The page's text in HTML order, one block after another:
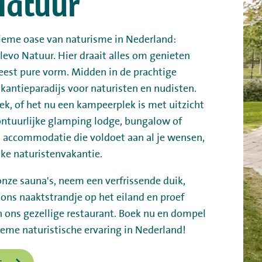
oase van naturisme in Nederland:
Natuur. Hier draait alles om genieten
pure vorm. Midden in de prachtige
voor naturisten en nudisten.
of het nu een kampeerplek is met uitzicht
glamping lodge, bungalow of
die voldoet aan al je wensen,
naturistenvakantie.
sauna's, neem een verfrissende duik,
naaktstrandje op het eiland en proef
gezellige restaurant. Boek nu en dompel
naturistische ervaring in Nederland!